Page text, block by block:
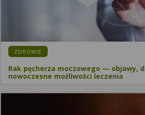
ZDROWIE
Rak pęcherza moczowego — objawy,
nowoczesne możliwości leczenia